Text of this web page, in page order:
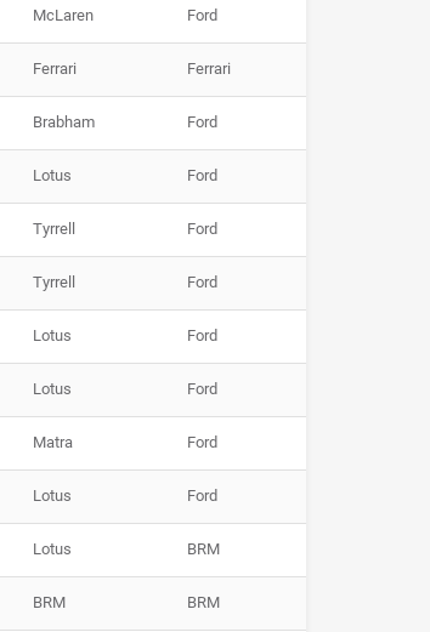
McLaren Ford
Ferrari Ferrari
Brabham Ford
Lotus Ford
Tyrrell Ford
Tyrrell Ford
Lotus Ford
Lotus Ford
Matra Ford
Lotus Ford
Lotus BRM
BRM BRM